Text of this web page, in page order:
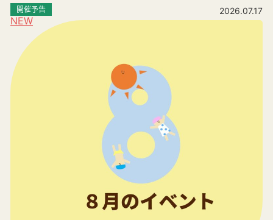
NEW
開催予告 2026.07.17